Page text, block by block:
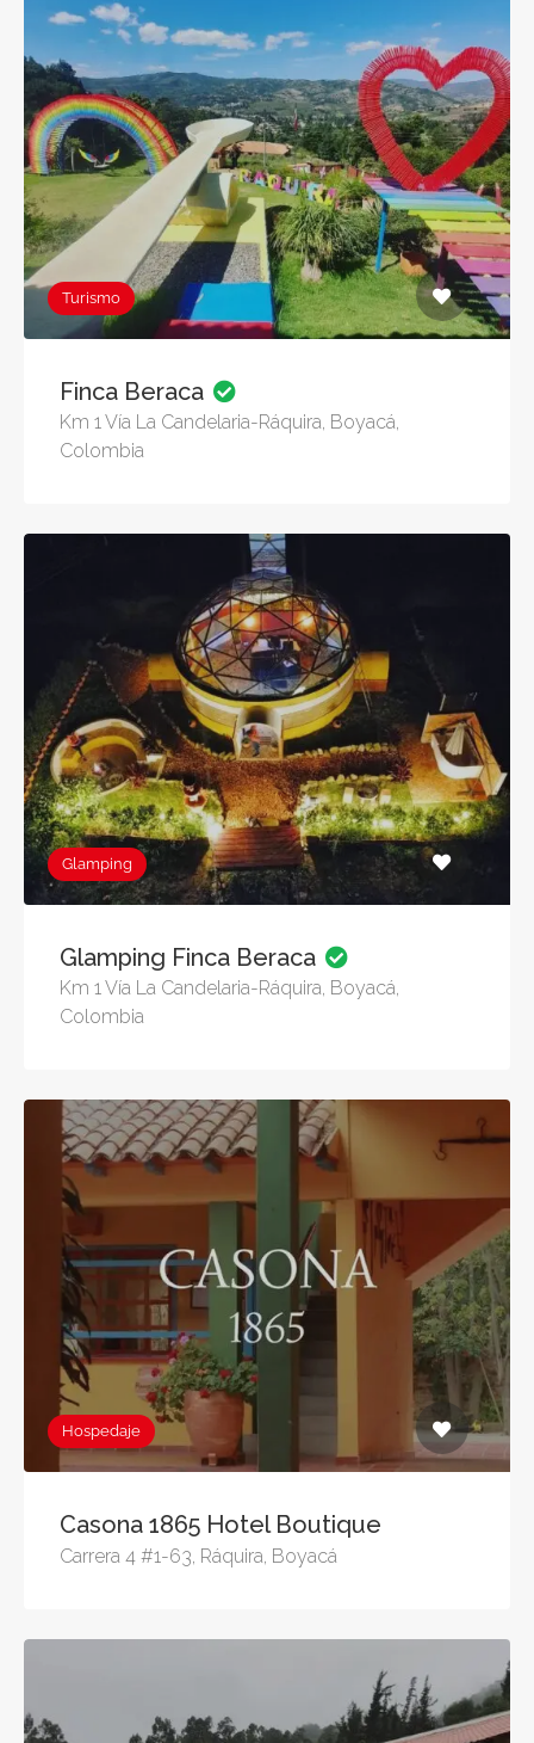
Turismo
Finca Beraca
Km 1 Vía La Candelaria-Ráquira, Boyacá,
Colombia
Glamping
Glamping Finca Beraca
Km 1 Vía La Candelaria-Ráquira, Boyacá,
Colombia
Hospedaje
Casona 1865 Hotel Boutique
Carrera 4 #1-63, Ráquira, Boyacá